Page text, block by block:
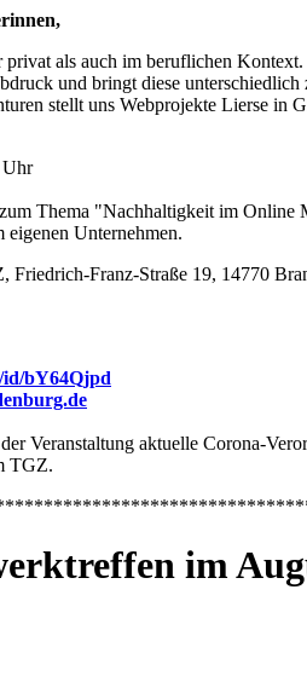
als auch im beruflichen Kontext.
und bringt diese unterschiedlich
stellt uns Webprojekte Lierse in
Uhr
Thema "Nachhaltigkeit im Online
eigenen Unternehmen.
Franz-Straße 19, 14770
id/bY64Qjpd
Veranstaltung aktuelle Corona-
TGZ.
im